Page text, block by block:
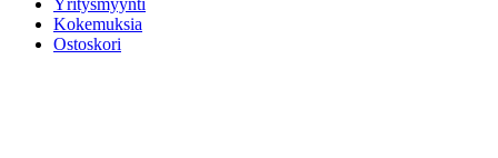
Yritysmyynti
Kokemuksia
Ostoskori